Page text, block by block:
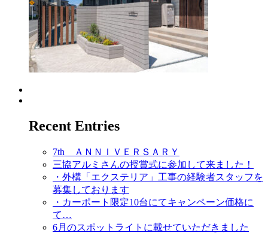
Recent Entries
7th ＡＮＮＩＶＥＲＳＡＲＹ
三協アルミさんの授賞式に参加して来ました！
・外構「エクステリア」工事の経験者スタッフを
募集しております
・カーポート限定10台にてキャンペーン価格に
て…
6月のスポットライトに載せていただきました